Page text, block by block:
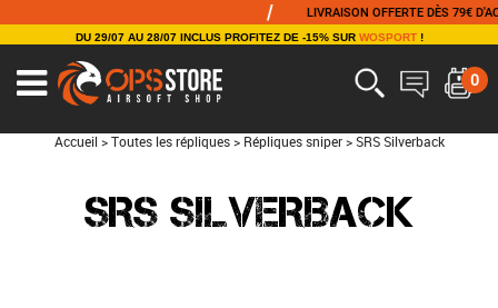
LIVRAISON OFFERTE DÈS 79€
DU 29/07 AU 28/07 INCLUS PROFITEZ DE -15% SUR WOSPORT!
0
Accueil > Toutes les répliques > Répliques sniper > SRS Silverback
SRS SILVERBACK